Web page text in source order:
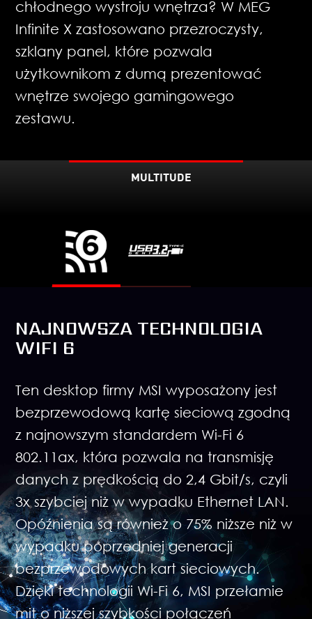
chłodnego wystroju wnętrza? W MEG
Infinite X zastosowano przezroczysty,
szklany panel, które pozwala
użytkownikom z dumą prezentować
wnętrze swojego gamingowego
zestawu.
MULTITUDE
NAJNOWSZA TECHNOLOGIA
WIFI 6
Ten desktop firmy MSI wyposażony jest
bezprzewodową kartę sieciową zgodną
z najnowszym standardem Wi-Fi 6
802.11ax, która pozwala na transmisję
danych z prędkością do 2,4 Gbit/s, czyli
3x szybciej niż w wypadku Ethernet LAN.
Opóźnienia są również o 75% niższe niż w
wypadku poprzedniej generacji
bezprzewodowych kart sieciowych.
Dzięki technologii Wi-Fi 6, MSI przełamie
mit o niższej szybkości połączeń